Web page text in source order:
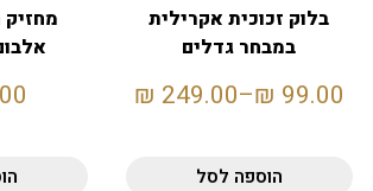
בלוק זכוכית אקרילית
במבחר גדלים
99.00
₪
–
249.00
₪
הוספה לסל
אלבום 18